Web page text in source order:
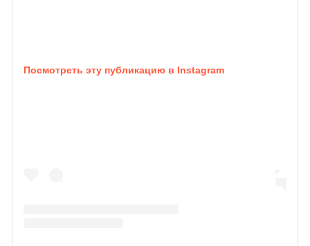
Посмотреть эту публикацию в Instagram